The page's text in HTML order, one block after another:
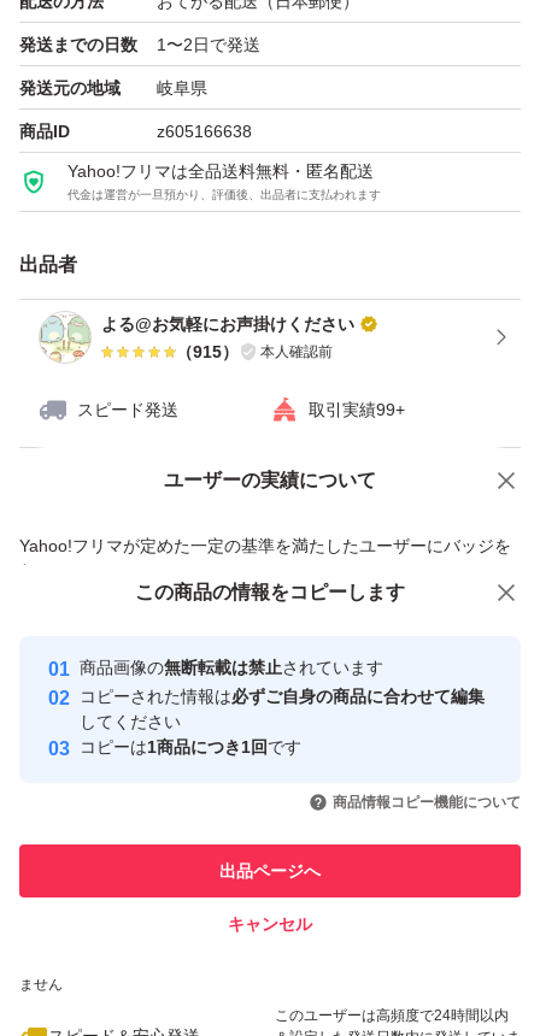
細かい事が気になる方はご購入をご遠慮ください。
〜〜〜〜〜〜〜〜〜〜〜〜〜〜〜〜〜〜
※初期不良はメーカー様に直接お問い合わせをお願いいた
☆
・ゆうパケットポスト
配達中にバラバラにならないように外箱をテープで留めま
すので、予めご了承ください。
＊家族にペット・喫煙者おりません。
＊アロマや香水等は使用していません。
＊梱包には再利用品を使う事がありますが、出来るだけ丁
発送までの日数 1〜2日で発送
発送元の地域 岐阜県
商品ID z605166638
Yahoo!フリマは全品送料無料・匿名配送
代金は運営が一旦預かり、評価後、出品者に支払われます
出品者
よる@お気軽にお声掛けください
（915） 本人確認前
スピード発送 取引実績99+
ユーザーの実績について
Yahoo!フリマが定めた一定の基準を満たしたユーザーにバッジを
付与しています
安心取引出品者
心・安全なユーザーです
取引実績
引を完了させた実績があります
での取引実績があります
ません
このユーザーは高頻度で24時間以内
価格の相談 商品への質問
この商品の情報をコピーします
商品画像の無断転載は禁止されています
コピーされた情報は必ずご自身の商品に合わせて編集
してください
コピーは1商品につき1回です
商品情報コピー機能について
出品ページへ
キャンセル
この商品をみている人にオススメ